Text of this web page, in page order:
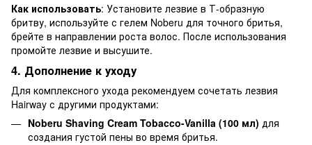
Как использовать: Установите лезвие в Т-образную
бритву, используйте с гелем Noberu для точного бритья,
брейте в направлении роста волос. После использования
промойте лезвие и высушите.
4. Дополнение к уходу
Для комплексного ухода рекомендуем сочетать лезвия
Hairway с другими продуктами:
Noberu Shaving Cream Tobacco-Vanilla (100 мл) для
создания густой пены во время бритья.